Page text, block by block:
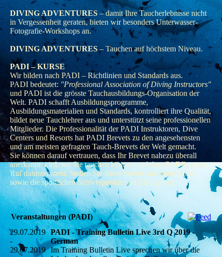
DIVING ADVENTURES – damit Ihre Taucherlebnisse nicht
in Vergessenheit geraten, bieten wir besonders Unterwasser-
Fotografie-Workshops an.
DIVING ADVENTURES – Tauchen auf höchstem Niveau.
PADI – KURSE
Wir bilden nach PADI – Richtlinien und Standards aus.
PADI bedeutet: "Professional Association of Diving Instructors"
und PADI ist die grösste Tauchausbildungs-Organisation der
Welt. PADI schafft Ausbildungsprogramme,
Ausbildungsmaterialien und Standards, kontrolliert ihre Qualität,
bildet neue Tauchlehrer aus und unterstützt seine professionellen
Mitglieder. Die Professionalität der PADI Instruktoren, Dive
Centers und Resorts hat PADI Brevets zu den angesehensten
und am meisten gefragten Tauch-Brevets der Welt gemacht.
Sie können darauf vertrauen, dass Ihr Brevet nahezu überall
anerkannt wird, wo Sie tauchen können und dass PADI's guter
Ruf dahinter steht. Stellen Sie Ihren Verein und seine Arbeit
sowie die sportlichen Schwerpunkte und Erfolge vor.
Veranstaltungen (PADI)
29.07.2019
-
29.07.2019
PADI - Training Bulletin Live 3rd Q 2019 -
German
Im Training Bulletin Live sprechen wir über die